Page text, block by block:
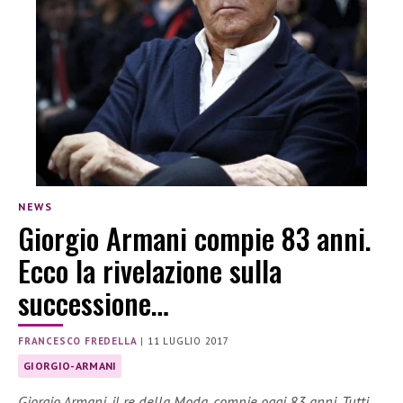
NEWS
Giorgio Armani compie 83 anni.
Ecco la rivelazione sulla
successione…
FRANCESCO FREDELLA | 11 LUGLIO 2017
GIORGIO-ARMANI